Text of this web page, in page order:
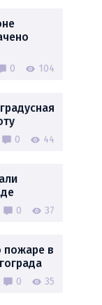
0 104
0 44
0 37
в
0 35